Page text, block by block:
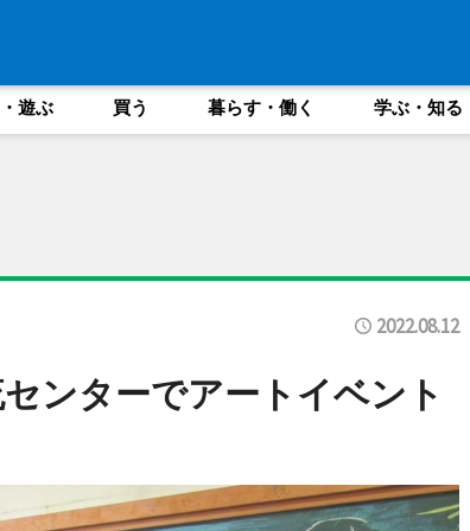
遊ぶ 買う 暮らす・働く 学ぶ・知る
2022.08.12
ンターでアートイベント